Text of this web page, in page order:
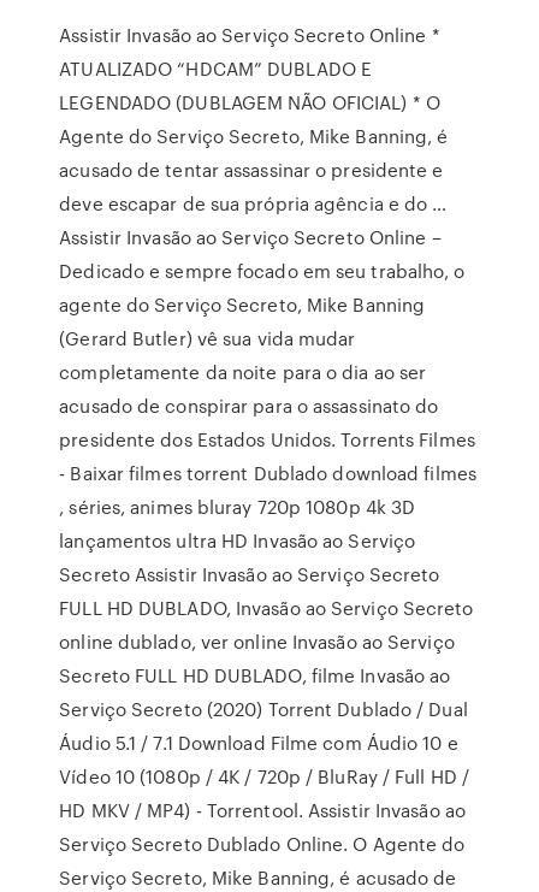
Assistir Invasão ao Serviço Secreto Online *
ATUALIZADO “HDCAM” DUBLADO E
LEGENDADO (DUBLAGEM NÃO OFICIAL) * O
Agente do Serviço Secreto, Mike Banning, é
acusado de tentar assassinar o presidente e
deve escapar de sua própria agência e do …
Assistir Invasão ao Serviço Secreto Online –
Dedicado e sempre focado em seu trabalho, o
agente do Serviço Secreto, Mike Banning
(Gerard Butler) vê sua vida mudar
completamente da noite para o dia ao ser
acusado de conspirar para o assassinato do
presidente dos Estados Unidos. Torrents Filmes
- Baixar filmes torrent Dublado download filmes
, séries, animes bluray 720p 1080p 4k 3D
lançamentos ultra HD Invasão ao Serviço
Secreto Assistir Invasão ao Serviço Secreto
FULL HD DUBLADO, Invasão ao Serviço Secreto
online dublado, ver online Invasão ao Serviço
Secreto FULL HD DUBLADO, filme Invasão ao
Serviço Secreto (2020) Torrent Dublado / Dual
Áudio 5.1 / 7.1 Download Filme com Áudio 10 e
Vídeo 10 (1080p / 4K / 720p / BluRay / Full HD /
HD MKV / MP4) - Torrentool. Assistir Invasão ao
Serviço Secreto Dublado Online. O Agente do
Serviço Secreto, Mike Banning, é acusado de